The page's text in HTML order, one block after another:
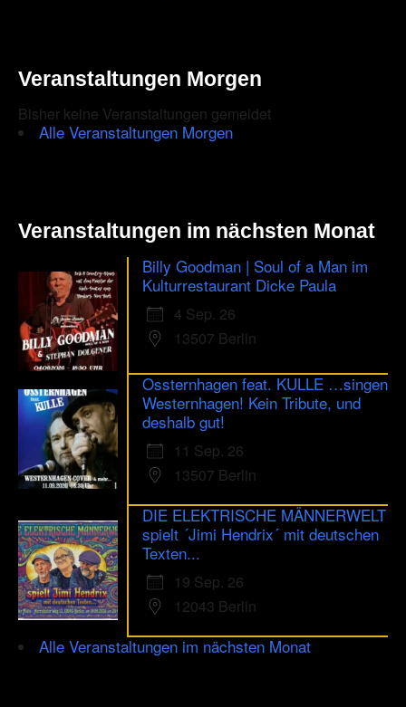
are
human.
Veranstaltungen Morgen
Bisher keine Veranstaltungen gemeldet
Alle Veranstaltungen Morgen
Veranstaltungen im nächsten Monat
Billy Goodman | Soul of a Man im
Kulturrestaurant Dicke Paula
4 Sep. 26
13507 Berlin
Ossternhagen feat. KULLE …singen
Westernhagen! Kein Tribute, und
deshalb gut!
11 Sep. 26
13507 Berlin
DIE ELEKTRISCHE MÄNNERWELT
spielt ´Jimi Hendrix´ mit deutschen
Texten...
19 Sep. 26
12043 Berlin
Alle Veranstaltungen im nächsten Monat